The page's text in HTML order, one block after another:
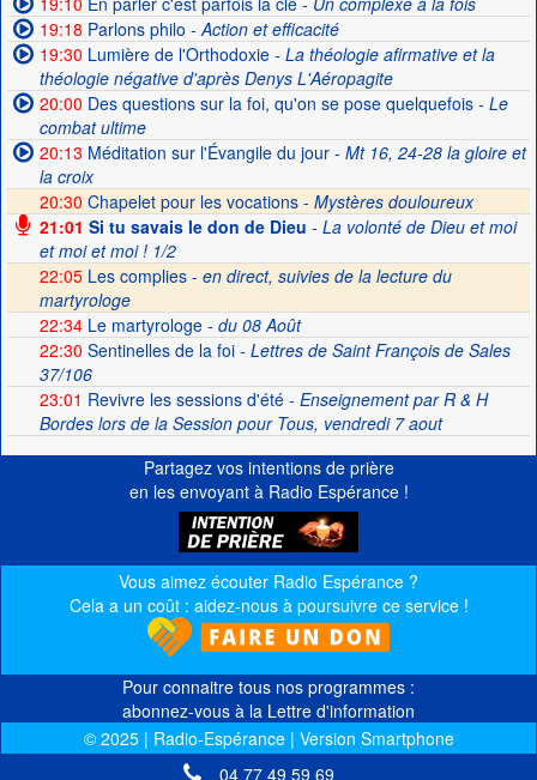
19:18 Parlons philo - Action et efficacité
19:30 Lumière de l'Orthodoxie- La théologie afirmative et la
théologie négative d'après Denys L'Aéropagite
20:00 Des questions sur la foi, qu'on se pose quelquefois- Le
combat ultime
20:13 Méditation sur l'Évangile du jour- Mt 16, 24-28 la gloire et
la croix
20:30 Chapelet pour les vocations - Mystères douloureux
21:01 Si tu savais le don de Dieu - La volonté de Dieu et moi
et moi et moi ! 1/2
22:05Les complies - en direct, suivies de la lecture du
martyrologe
22:34Le martyrologe- du 08 Août
22:30 Sentinelles de la foi- Lettres de Saint François de Sales
37/106
23:01 Revivre les sessions d'été- Enseignement par R & H
Bordes lors de la Session pour Tous, vendredi 7 aout
Partagez vos intentions de prière
en les envoyant à Radio Espérance !
Vous aimez écouter Radio Espérance ?
Cela a un coût : aidez-nous à poursuivre ce service !
Pour connaitre tous nos programmes :
abonnez-vous à la Lettre d'information
© 2025 | Radio-Espérance | Version Smartphone
04 77 49 59 69